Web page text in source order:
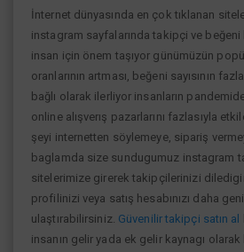
İnternet dünyasında en çok tıklanan
instagram sayfalarında takipçi ve
insan için önem taşıyor günümüzün
oranlarının artması, beğeni sayısının
bağlı olarak ilerliyor insanların
online alışverış pazarlarını fazlasıyla
şeyi internetten söylemeye, sipariş
baglamda size sundugumuz instagram
sitelerimize girerek takipçilerinizi
profilinizi veya satış hesabınızı daha
ulaştırabilirsiniz. Güvenilir takipçi satın al
insanın gelir yada ek gelir kaynagı olarak